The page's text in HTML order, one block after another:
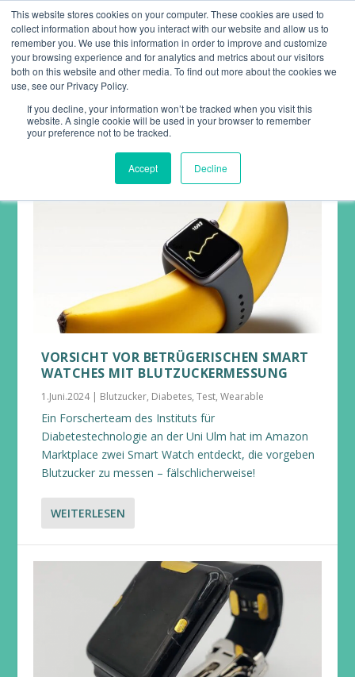
This website stores cookies on your computer. These cookies are used to
collect information about how you interact with our website and allow us to
remember you. We use this information in order to improve and customize
your browsing experience and for analytics and metrics about our visitors
both on this website and other media. To find out more about the cookies we
use, see our Privacy Policy.
If you decline, your information won’t be tracked when you visit this
website. A single cookie will be used in your browser to remember
your preference not to be tracked.
Accept Decline
KATEGORIE:DIABETES
VORSICHT VOR BETRÜGERISCHEN SMART
WATCHES MIT BLUTZUCKERMESSUNG
1.Juni.2024| Blutzucker, Diabetes,Test,Wearable
Ein Forscherteam des Instituts für
Diabetestechnologie an der Uni Ulm hat im Amazon
Marktplace zwei Smart Watch entdeckt, die vorgeben
Blutzucker zu messen – fälschlicherweise!
WEITERLESEN